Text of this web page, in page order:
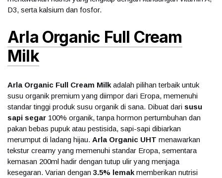
D3, serta kalsium dan fosfor.
Arla Organic Full Cream
Milk
Arla Organic Full Cream Milk adalah pilihan terbaik untuk
susu organik premium yang diimpor dari Eropa, memenuhi
standar tinggi produk susu organik di sana. Dibuat dari susu
sapi segar 100% organik, tanpa hormon pertumbuhan dan
pakan bebas pupuk atau pestisida, sapi-sapi dibiarkan
merumput di ladang hijau. Arla Organic UHT menawarkan
tekstur creamy yang memenuhi standar Eropa, sementara
kemasan 200ml hadir dengan tutup ulir yang menjaga
kesegaran. Varian dengan 3.5% lemak memberikan nutrisi